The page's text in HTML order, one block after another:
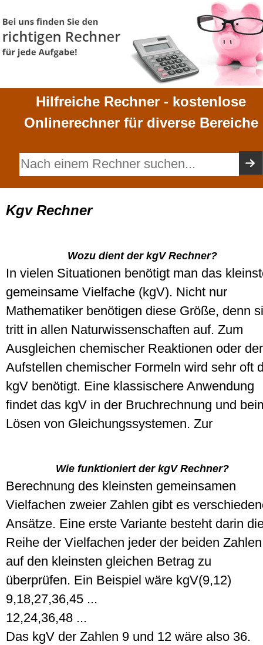
Hilfreiche Rechner - kostenlose
Onlinerechner für diverse Bereiche
Kgv Rechner
Wozu dient der kgV Rechner?
In vielen Situationen benötigt man das
gemeinsame Vielfache (kgV). Nicht nur
Mathematiker benötigen diese Größe, denn
tritt in allen Naturwissenschaften auf. Zum
Ausgleichen chemischer Reaktionen oder
Aufstellen chemischer Formeln wird sehr oft
kgV benötigt. Eine klassischere Anwendung
findet das kgV in der Bruchrechnung und
Lösen von Gleichungssystemen.
Wie funktioniert der kgV Rechner?
Zur
Berechnung des kleinsten gemeinsamen
Vielfachen zweier Zahlen gibt es
Ansätze. Eine erste Variante besteht darin
Reihe der Vielfachen jeder der beiden Zahlen
auf den kleinsten gleichen Betrag zu
überprüfen. Ein Beispiel wäre kgV(9,12)
9,18,27,36,45 ...
12,24,36,48 ...
Das kgV der Zahlen 9 und 12 wäre also 36.